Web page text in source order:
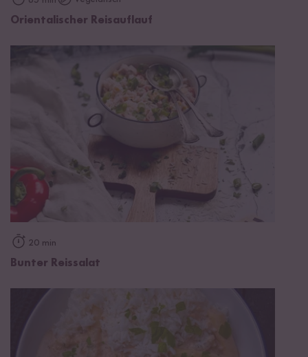
Orientalischer Reisauflauf
20 min
Bunter Reissalat